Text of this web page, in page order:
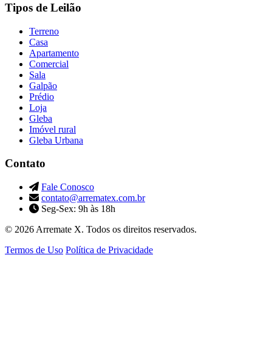
Tipos de Leilão
Terreno
Casa
Apartamento
Comercial
Sala
Galpão
Prédio
Loja
Gleba
Imóvel rural
Gleba Urbana
Contato
Fale Conosco
contato@arrematex.com.br
Seg-Sex: 9h às 18h
© 2026 Arremate X. Todos os direitos reservados.
Termos de Uso Política de Privacidade